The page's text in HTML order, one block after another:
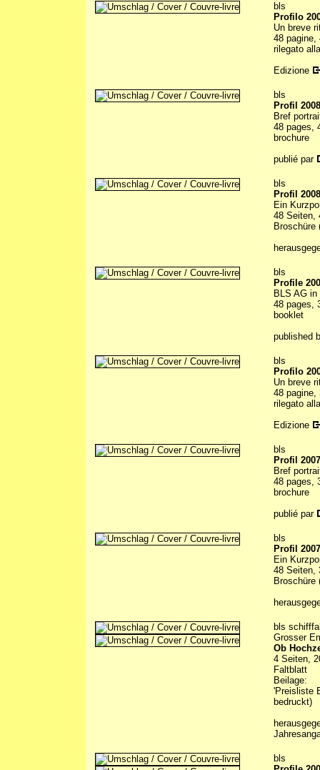
bls
Profilo
Un breve
48 pagine,
rilegato
Edizione
bls
Profil 2008
Bref
48 pages,
brochure
publié par
bls
Profil 2008
Ein
48 Seiten,
Broschüre
bls
Profile
BLS AG
48 pages,
booklet
published
bls
Profilo
Un breve
48 pagine,
rilegato
Edizione
bls
Profil 2007
Bref
48 pages,
brochure
publié par
bls
Profil 2007
Ein
48 Seiten,
Broschüre
bls
Grosser
Ob
4 Seiten,
Faltblatt
Beilage:
'Preisliste
bedruckt)
bls